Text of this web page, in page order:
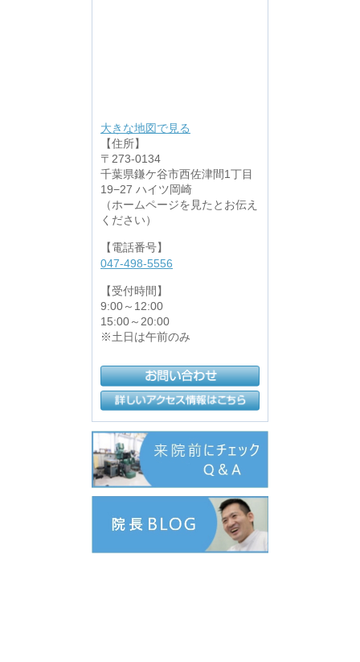
大きな地図で見る
【住所】
〒273-0134
千葉県鎌ケ谷市西佐津間1丁目
19−27 ハイツ岡崎
（ホームページを見たとお伝え
ください）
【電話番号】
047-498-5556
【受付時間】
9:00～12:00
15:00～20:00
※土日は午前のみ